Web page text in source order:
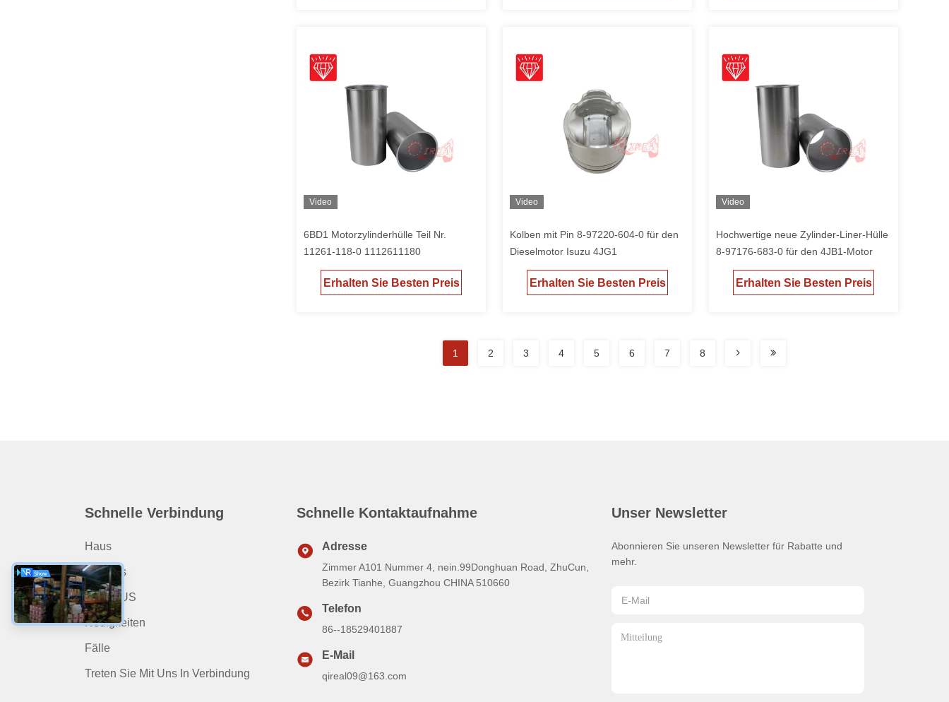
Video
6BD1 Motorzylinderhülle Teil Nr.
11261-118-0 1112611180
Erhalten Sie Besten Preis
Video
Kolben mit Pin 8-97220-604-0 für den
Dieselmotor Isuzu 4JG1
Erhalten Sie Besten Preis
Video
Hochwertige neue Zylinder-Liner-Hülle
8-97176-683-0 für den 4JB1-Motor
Erhalten Sie Besten Preis
1 2 3 4 5 6 7 8
Schnelle Verbindung
Haus
Produits
ÜBER US
Neuigkeiten
Fälle
Treten Sie Mit Uns In Verbindung
Schnelle Kontaktaufnahme
Adresse
Zimmer A101 Nummer 4, nein.99Donghuan Road, ZhuCun,
Bezirk Tianhe, Guangzhou CHINA 510660
Telefon
86--18529401887
E-Mail
qireal09@163.com
Unser Newsletter
Abonnieren Sie unseren Newsletter für Rabatte und
mehr.